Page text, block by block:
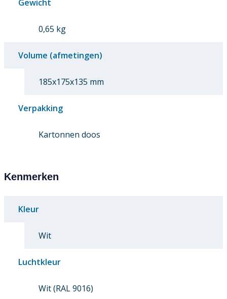
Gewicht
0,65 kg
Volume (afmetingen)
185x175x135 mm
Verpakking
Kartonnen doos
Kenmerken
Kleur
Wit
Luchtkleur
Wit (RAL 9016)